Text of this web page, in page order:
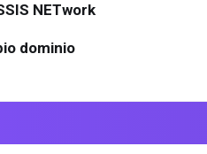
NETwork
dominio